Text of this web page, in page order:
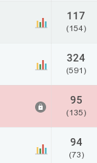
117
(154)
324
(591)
95
(135)
94
(73)